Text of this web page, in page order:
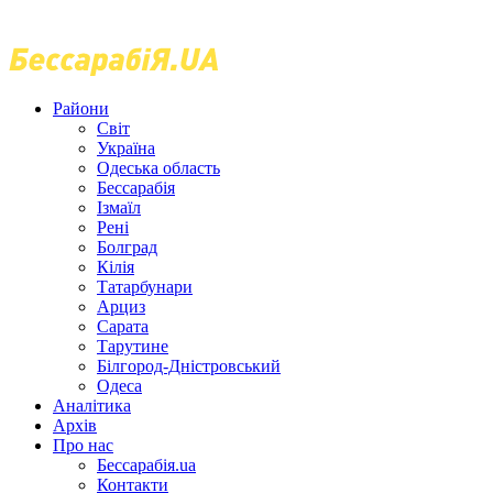
Райони
Світ
Україна
Одеська область
Бессарабія
Ізмаїл
Рені
Болград
Кілія
Татарбунари
Арциз
Сарата
Тарутине
Білгород-Дністровський
Одеса
Аналітика
Архів
Про нас
Бессарабія.ua
Контакти